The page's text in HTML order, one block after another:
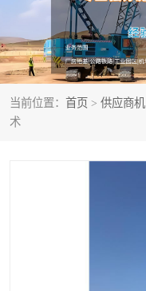
当前位置： 首页 > 供应商机
术
强夯施工工程
强夯队伍